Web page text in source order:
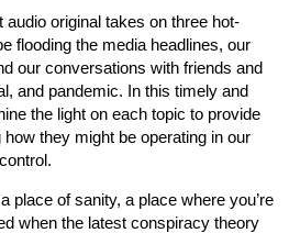
audio original takes on three hot-
be flooding the media headlines, our
and our conversations with friends
and pandemic. In this timely and
shine the light on each topic to
how they might be operating in our
control.
to a place of sanity, a place where
when the latest conspiracy theory